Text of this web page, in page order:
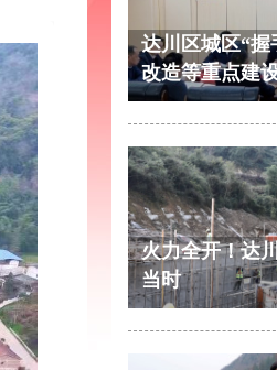
达川区城区“
改造等重点建
火力全开！达
当时